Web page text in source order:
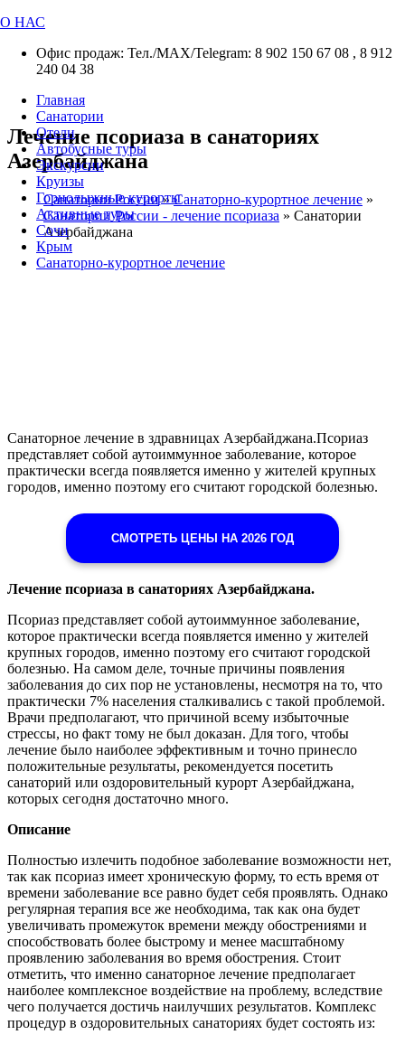
О НАС
Офис продаж: Тел./МАХ/Telegram: 8 902 150 67 08 , 8 912
240 04 38
Главная
Санатории
Отели
Автобусные туры
Экскурсии
Круизы
Горнолыжные курорты
Активные туры
Сочи
Крым
Санаторно-курортное лечение
Лечение псориаза в санаториях
Азербайджана
Санатории России»Санаторно-курортное лечение »
Санатории России - лечение псориаза » Санатории
Азербайджана
Санаторное лечение в здравницах Азербайджана.Псориаз
представляет собой аутоиммунное заболевание, которое
практически всегда появляется именно у жителей крупных
городов, именно поэтому его считают городской болезнью.
СМОТРЕТЬ ЦЕНЫ НА 2026 ГОД
Лечение псориаза в санаториях Азербайджана.
Псориаз представляет собой аутоиммунное заболевание,
которое практически всегда появляется именно у жителей
крупных городов, именно поэтому его считают городской
болезнью. На самом деле, точные причины появления
заболевания до сих пор не установлены, несмотря на то, что
практически 7% населения сталкивались с такой проблемой.
Врачи предполагают, что причиной всему избыточные
стрессы, но факт тому не был доказан. Для того, чтобы
лечение было наиболее эффективным и точно принесло
положительные результаты, рекомендуется посетить
санаторий или оздоровительный курорт Азербайджана,
которых сегодня достаточно много.
Описание
Полностью излечить подобное заболевание возможности нет,
так как псориаз имеет хроническую форму, то есть время от
времени заболевание все равно будет себя проявлять. Однако
регулярная терапия все же необходима, так как она будет
увеличивать промежуток времени между обострениями и
способствовать более быстрому и менее масштабному
проявлению заболевания во время обострения. Стоит
отметить, что именно санаторное лечение предполагает
наиболее комплексное воздействие на проблему, вследствие
чего получается достичь наилучших результатов. Комплекс
процедур в оздоровительных санаториях будет состоять из: